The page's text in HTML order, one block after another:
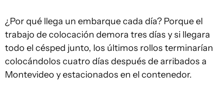
¿Por qué llega un embarque cada día? Porque el
trabajo de colocación demora tres días y si llegara
todo el césped junto, los últimos rollos terminarían
colocándolos cuatro días después de arribados a
Montevideo y estacionados en el contenedor.